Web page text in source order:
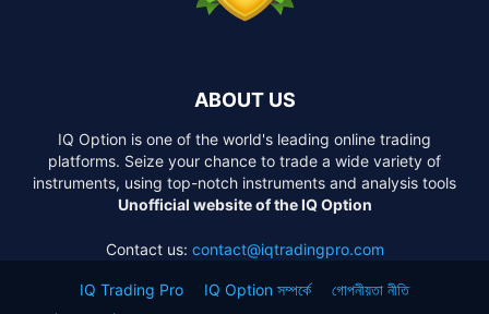
ABOUT US
IQ Option is one of the world's leading online trading
platforms. Seize your chance to trade a wide variety of
instruments, using top-notch instruments and analysis tools
Unofficial website of the IQ Option
Contact us: contact@iqtradingpro.com
IQ Trading Pro IQ Option সম্পর্কে
গোপনীয়তা নীতি